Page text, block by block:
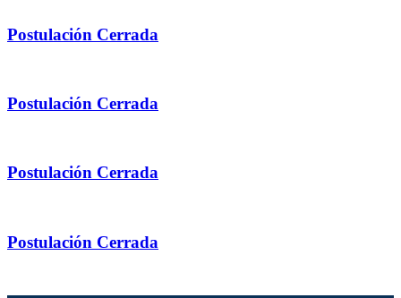
Postulación Cerrada
Postulación Cerrada
Postulación Cerrada
Postulación Cerrada